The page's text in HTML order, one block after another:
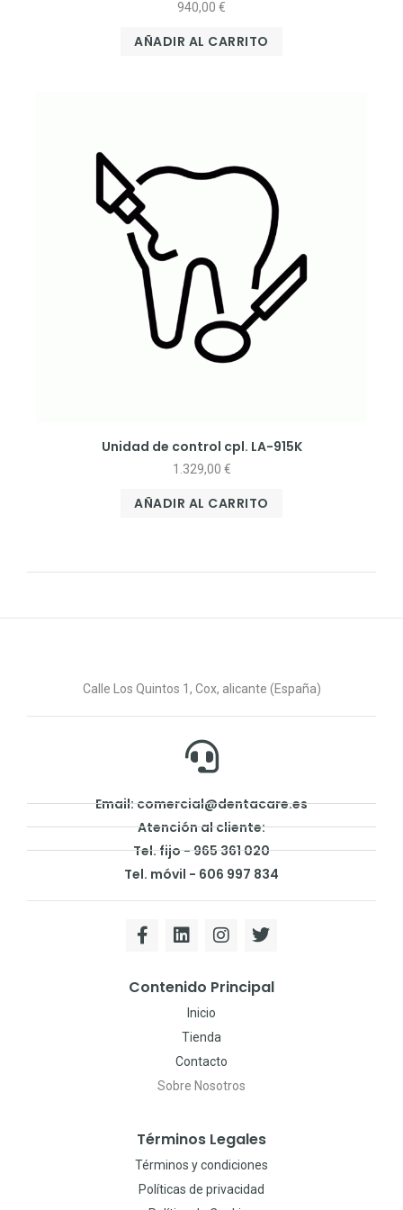
940,00 €
AÑADIR AL CARRITO
Unidad de control cpl. LA-915K
1.329,00 €
AÑADIR AL CARRITO
Calle Los Quintos 1, Cox, alicante (España)
Email: comercial@dentacare.es
Atención al cliente:
Tel. fijo - 965 361 020
Tel. móvil - 606 997 834
Contenido Principal
Inicio
Tienda
Contacto
Sobre Nosotros
Términos Legales
Términos y condiciones
Políticas de privacidad